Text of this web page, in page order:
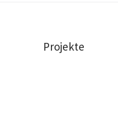
Projekte